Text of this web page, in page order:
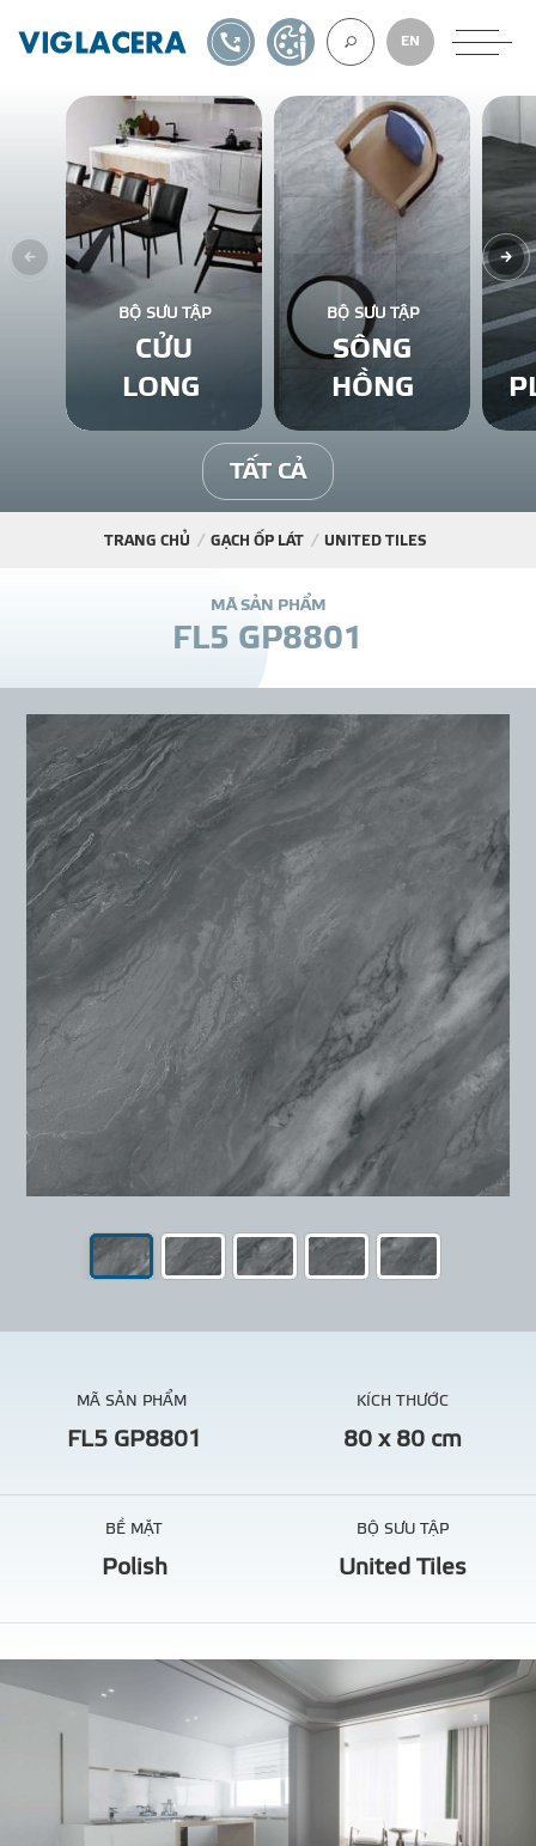
VỀ CHÚNG
GẠCH ỐP LÁT
BÊ TÔNG KHÍ
NGÓI LỢP
THƯ
TIN SỰ KIỆN
TIN CHUYÊN MÔN
LIÊN HỆ - TƯ
EN
1900561582TỰ THIẾT KẾ
BỘ SƯU TẬP
CỬU
LONG
BỘ SƯU TẬP
SÔNG
HỒNG
TẤT CẢ
TRANG CHỦ GẠCH ỐP LÁT UNITED TILES
MÃ SẢN PHẨM
FL5 GP8801
MÃ SẢN PHẨM
FL5 GP8801
KÍCH THƯỚC
80 x 80 cm
BỀ MẶT
Polish
BỘ SƯU TẬP
United Tiles